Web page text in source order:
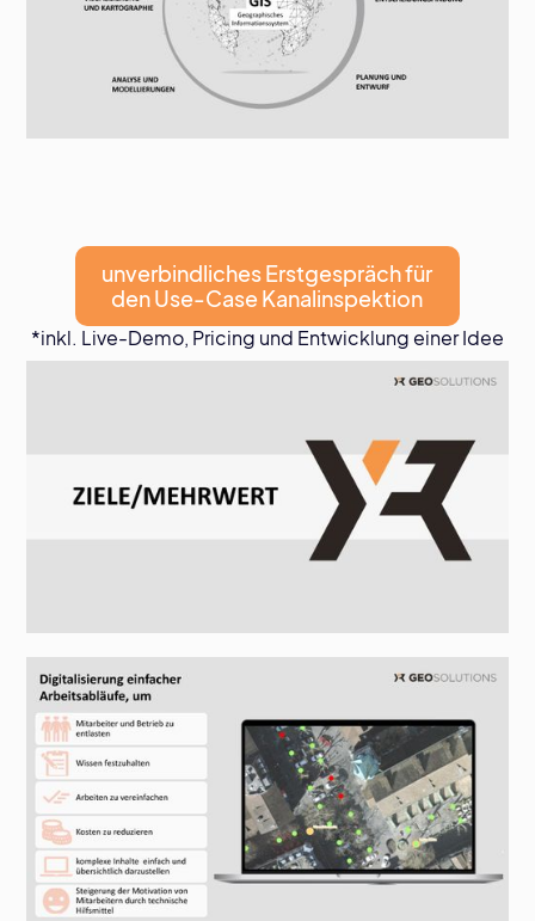
unverbindliches Erstgespräch für
den Use-Case Kanalinspektion
*inkl. Live-Demo, Pricing und Entwicklung einer Idee